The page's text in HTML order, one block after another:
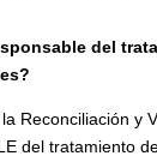
del
Reconciliación y
del tratamiento